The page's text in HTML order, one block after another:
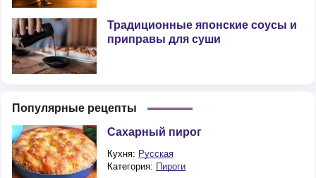
Традиционные японские соусы и
приправы для суши
Популярные рецепты
Сахарный пирог
Кухня: Русская
Категория: Пироги